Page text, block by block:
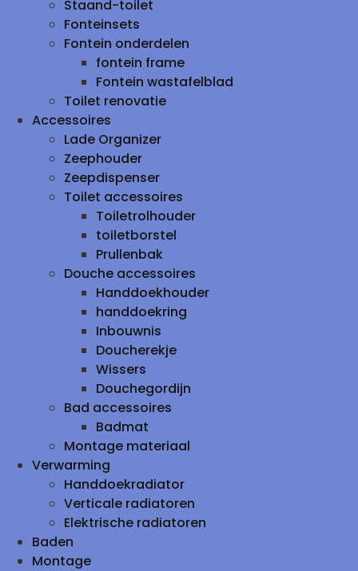
Staand-toilet
Fonteinsets
Fontein onderdelen
fontein frame
Fontein wastafelblad
Toilet renovatie
Accessoires
Lade Organizer
Zeephouder
Zeepdispenser
Toilet accessoires
Toiletrolhouder
toiletborstel
Prullenbak
Douche accessoires
Handdoekhouder
handdoekring
Inbouwnis
Doucherekje
Wissers
Douchegordijn
Bad accessoires
Badmat
Montage materiaal
Verwarming
Handdoekradiator
Verticale radiatoren
Elektrische radiatoren
Baden
Montage